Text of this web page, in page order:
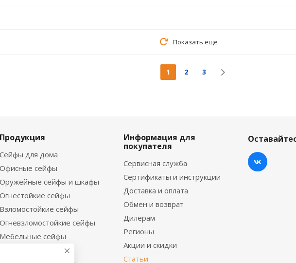
Показать еще
1 2 3
Продукция
Сейфы для дома
Офисные сейфы
Оружейные сейфы и шкафы
Огнестойкие сейфы
Взломостойкие сейфы
Огневзломостойкие сейфы
Мебельные сейфы
Депозитные сейфы
Информация для
покупателя
Сервисная служба
Сертификаты и инструкции
Доставка и оплата
Обмен и возврат
Дилерам
Регионы
Акции и скидки
Статьи